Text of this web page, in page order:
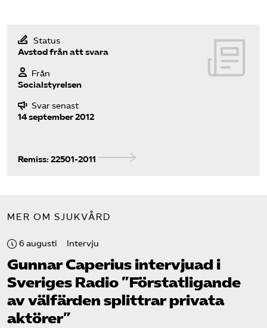
In English
Status
Avstod från att svara
Från
Socialstyrelsen
Svar senast
14 september 2012
Remiss: 22501-2011
MER OM SJUKVÅRD
6 augusti Intervju
Gunnar Caperius intervjuad i
Sveriges Radio ”Förstatligande
av välfärden splittrar privata
aktörer”